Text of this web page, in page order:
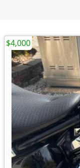
$4,000